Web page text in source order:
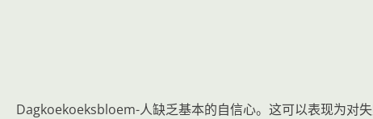
Dagkoekoeksbloem-人缺乏基本的自信心。这可以表现为对